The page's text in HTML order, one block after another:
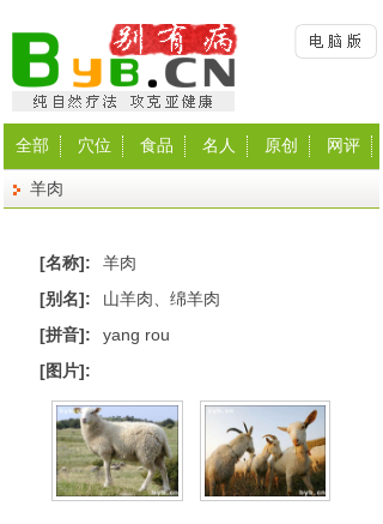
全部 穴位 食品 名人 原创 网评
羊肉
[名称]:
羊肉
[别名]:
山羊肉、绵羊肉
[拼音]:
yang rou
[图片]: